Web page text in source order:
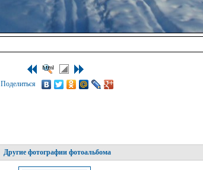
Поделиться
Другие фотографии фотоальбома